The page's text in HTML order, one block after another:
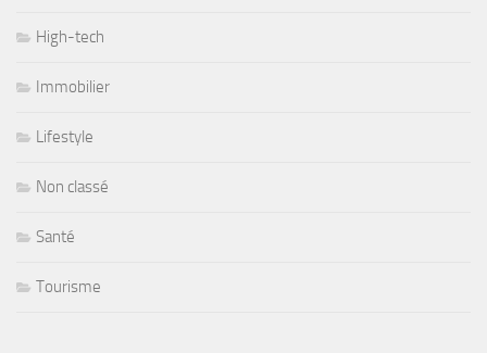
High-tech
Immobilier
Lifestyle
Non classé
Santé
Tourisme